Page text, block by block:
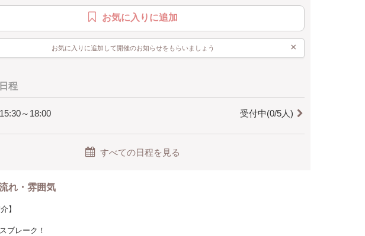
士で参加し、持ち帰ったら一緒に遊ぶこともできますね！
お気に入りに追加
お気に入りに追加して開催のお知らせをもらいましょう ×
程
受付中(0/5人)
～18:00
すべての日程を見る
れ・雰囲気
】
ブレーク！